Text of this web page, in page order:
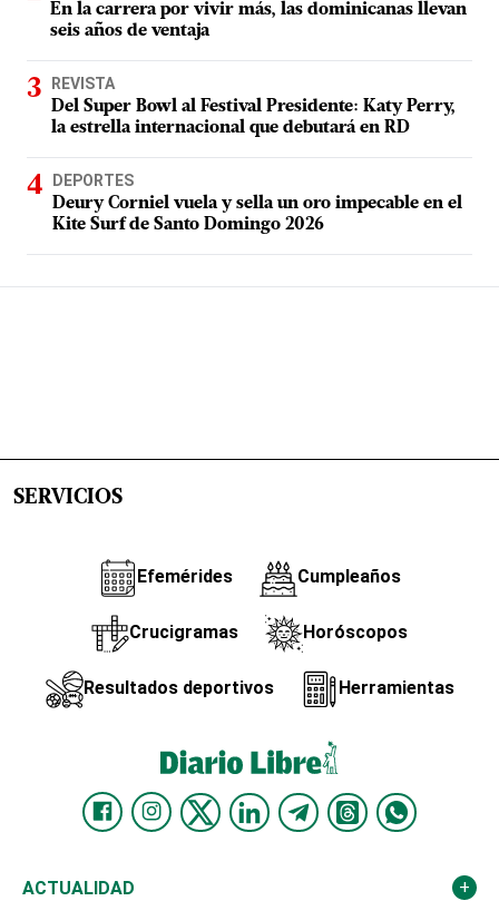
En la carrera por vivir más, las dominicanas llevan
seis años de ventaja
REVISTA
Del Super Bowl al Festival Presidente: Katy Perry,
la estrella internacional que debutará en RD
DEPORTES
Deury Corniel vuela y sella un oro impecable en el
Kite Surf de Santo Domingo 2026
SERVICIOS
Efemérides Cumpleaños
Crucigramas Horóscopos
Resultados deportivos Herramientas
ACTUALIDAD